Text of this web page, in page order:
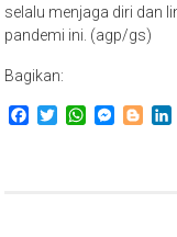
selalu menjaga diri dan
pandemi ini. (agp/gs)
Bagikan:
Facebook
TwitterWhatsApp